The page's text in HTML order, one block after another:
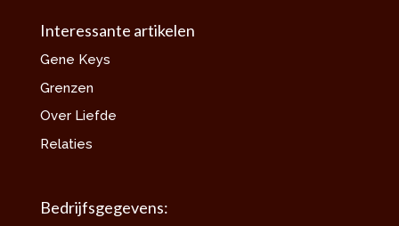
Interessante artikelen
Gene Keys
Grenzen
Over Liefde
Relaties
Bedrijfsgegevens: